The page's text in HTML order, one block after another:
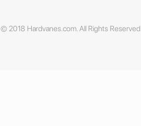
© 2018 Hardvanes.com. All Rights